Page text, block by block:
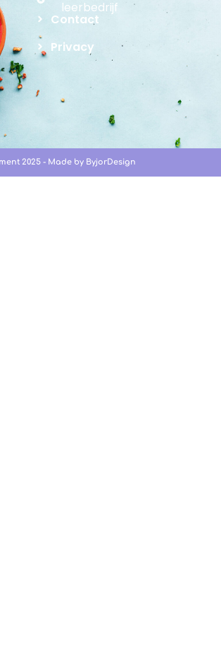
Contact
Privacy
leerbedrijf
2025 - Made by ByjorDesign